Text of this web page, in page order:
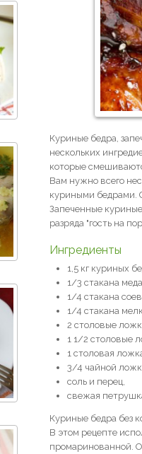
Куриные бедра,
нескольких
которые
Вам нужно всего
куриными бедрами.
Запеченные
разряда "гость на
Ингредиенты
1,5 кг куриных
1/3 стакана меда,
1/4 стакана
1/4 стакана
2 столовые
1 1/2 столовые
1 столовая
3/4 чайной
соль и перец,
свежая
Куриные бедра без
В этом рецепте
промаринованной.